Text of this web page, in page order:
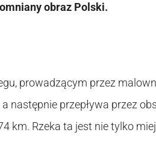
obraz Polski.
prowadzącym przez
następnie przepływa przez
km. Rzeka ta jest nie tylko